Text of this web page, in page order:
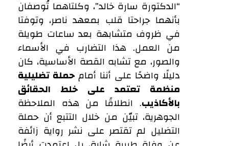
“الدكتورة سارة خالد”، وكلتاهما تُوصفان
بأنهما جراحتا قلب بمعهد ناصر، وتوفتا
في ظروف متشابهة بعد ساعات طويلة
من العمل. هذا التضارب في الأسماء
والصور، مع تشابه القصة الأساسية، كان
دليلًا واضحًا على أننا أمام حملة تضليلية
منظمة تعتمد على خلط الحقائق
بالأكاذيب. انطلاقًا من هذه الملاحظة
الجوهرية، تبيّن من خلال التتبع أن حملة
التضليل لم تقتصر على نشر رواية زائفة